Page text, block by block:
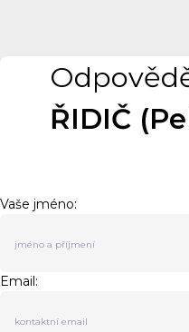
ŘIDIČ
Vaše jméno:
Email: